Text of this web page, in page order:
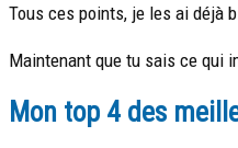
Tous ces points, je les ai déjà
Maintenant que tu sais ce qui
Mon top 4 des